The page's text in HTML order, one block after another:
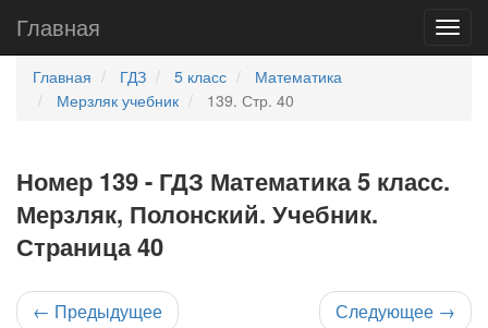
Главная
Главная ГДЗ 5 класс
Математика
Мерзляк учебник
139. Стр. 40
Номер 139 - ГДЗ Математика 5 класс.
Мерзляк, Полонский. Учебник.
Страница 40
← Предыдущее Следующее →